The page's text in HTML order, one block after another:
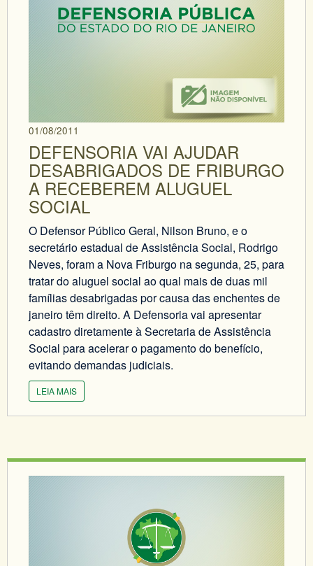
01/08/2011
DEFENSORIA VAI AJUDAR
DESABRIGADOS DE FRIBURGO
A RECEBEREM ALUGUEL
SOCIAL
O Defensor Público Geral, Nilson Bruno, e o
secretário estadual de Assistência Social, Rodrigo
Neves, foram a Nova Friburgo na segunda, 25, para
tratar do aluguel social ao qual mais de duas mil
famílias desabrigadas por causa das enchentes de
janeiro têm direito. A Defensoria vai apresentar
cadastro diretamente à Secretaria de Assistência
Social para acelerar o pagamento do benefício,
evitando demandas judiciais.
LEIA MAIS